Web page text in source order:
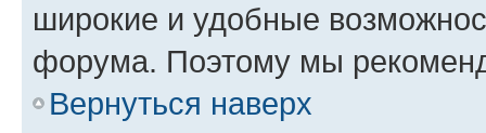
широкие и удобные
форума. Поэтому мы
Вернуться наверх